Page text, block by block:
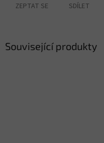
ZEPTAT SE SDÍLET
Související produkty